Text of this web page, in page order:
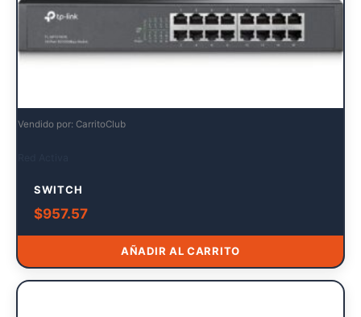
Vendido por: CarritoClub
SWITCH
$957.57
AÑADIR AL CARRITO